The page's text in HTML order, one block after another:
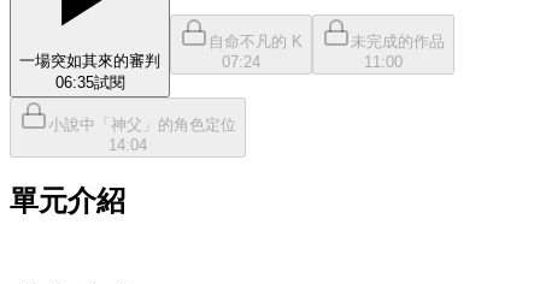
一場突如其來的審判
06:35試閱
自命不凡的 K
07:24
未完成的作品
11:00
小說中「神父」的角色定位
14:04
單元介紹